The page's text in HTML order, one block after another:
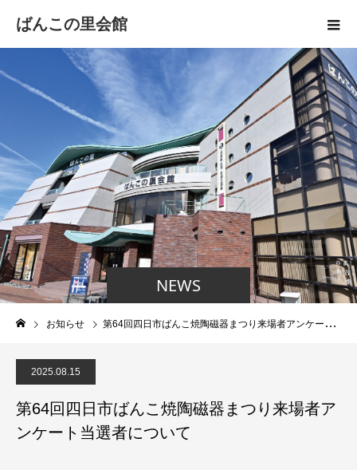
ばんこの里会館
NEWS
お知らせ 第64回四日市ばんこ焼陶磁器まつり来場者アンケート当選者について
2025.08.15
第64回四日市ばんこ焼陶磁器まつり来場者ア
ンケート当選者について